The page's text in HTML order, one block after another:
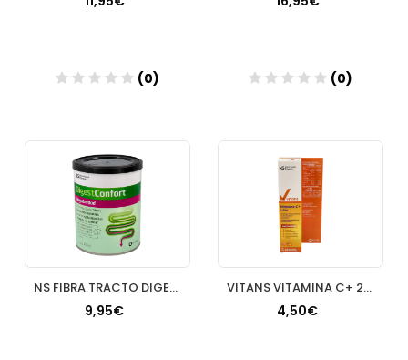
(0)
Añadir
(0)
NS FIBRA TRACTO DIGESTIVO 250 GR
9,95€
VITANS VITAMINA C+ 20 COMPRIMIDOS EFERVESCENTES
4,50€